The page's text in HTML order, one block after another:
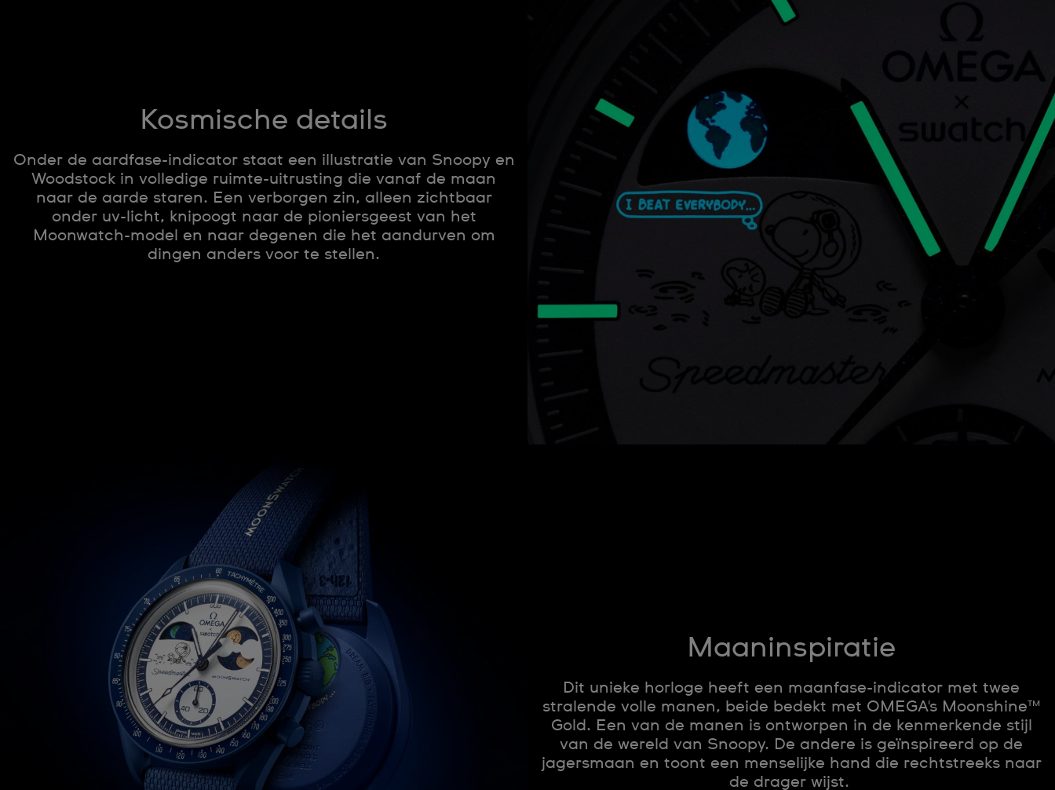
Kosmische details
Onder de aardfase-indicator staat een illustratie van Snoopy en
Woodstock in volledige ruimte-uitrusting die vanaf de maan
naar de aarde staren. Een verborgen zin, alleen zichtbaar
onder uv-licht, knipoogt naar de pioniersgeest van het
Moonwatch-model en naar degenen die het aandurven om
dingen anders voor te stellen.
Maaninspiratie
Dit unieke horloge heeft een maanfase-indicator met twee
stralende volle manen, beide bedekt met OMEGA's Moonshine™
Gold. Een van de manen is ontworpen in de kenmerkende stijl
van de wereld van Snoopy. De andere is geïnspireerd op de
jagersmaan en toont een menselijke hand die rechtstreeks naar
de drager wijst.